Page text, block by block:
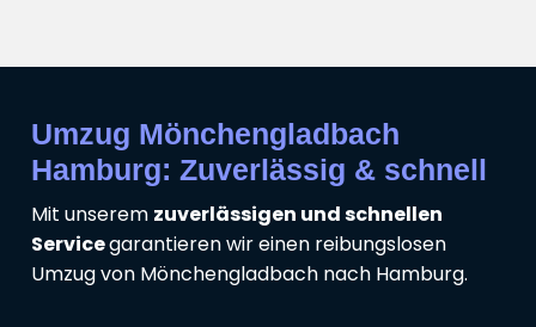
Umzug Mönchengladbach
Hamburg: Zuverlässig & schnell
Mit unserem zuverlässigen und schnellen
Servicegarantieren wir einen reibungslosen
Umzug von Mönchengladbach nach Hamburg.